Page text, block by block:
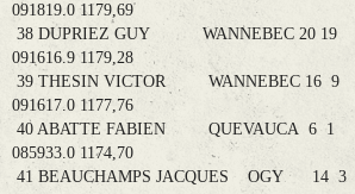
091819.0 1179,69
38 DUPRIEZ GUY WANNEBEC 20 19
091616.9 1179,28
39 THESIN VICTOR WANNEBEC 16 9
091617.0 1177,76
40 ABATTE FABIEN QUEVAUCA 6 1
085933.0 1174,70
41 BEAUCHAMPS JACQUES OGY 14